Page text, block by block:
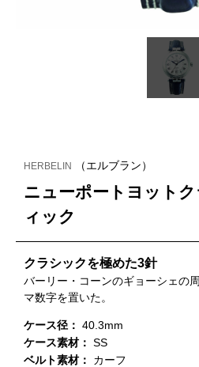
HERBELIN （エルブラン）
ニューポートヨット
ィック
クラシックを極めた3針
バーリー・コーンのギョーシェの
マ数字を置いた。
ケース径： 40.3mm
ケース素材： SS
ベルト素材： カーフ